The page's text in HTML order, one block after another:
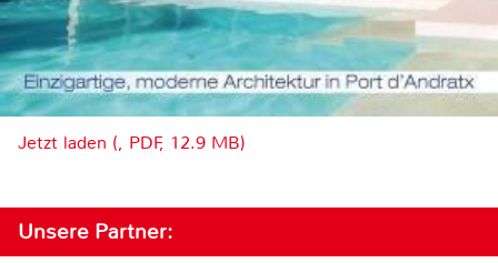
Jetzt laden (, PDF, 12.9 MB)
Unsere Partner: